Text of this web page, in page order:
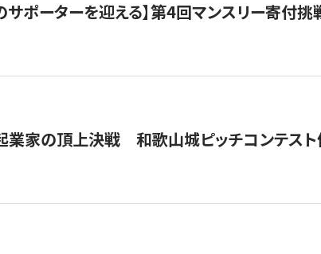
ポーターを迎える】​​第4回マンスリー寄付
業家の頂上決戦 和歌山城ピッチコンテス